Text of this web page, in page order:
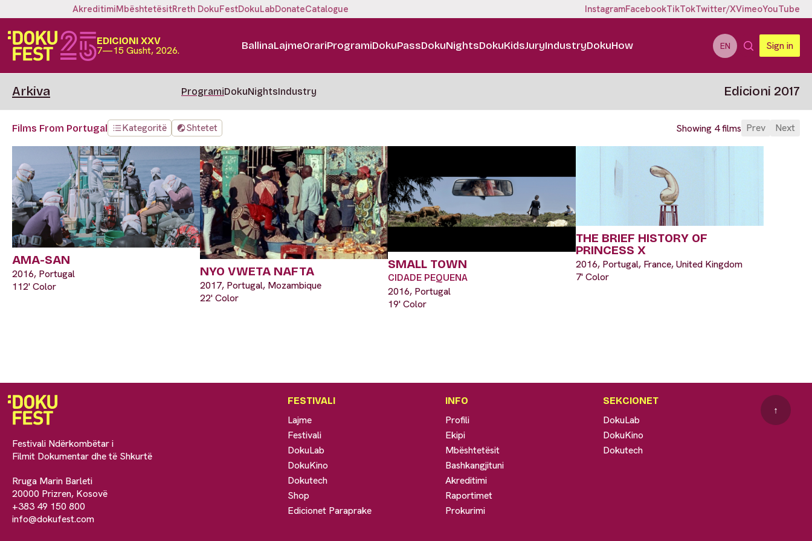
AkreditimiMbështetësitRreth DokuFestDokuLabDonateCatalogue InstagramFacebookTikTokTwitter/XVimeoYouTube
EDICIONI XXV
7—15 Gusht, 2026. BallinaLajmeOrariProgramiDokuPassDokuNightsDokuKidsJuryIndustryDokuHow EN Sign in
Arkiva ProgramiDokuNightsIndustry Edicioni 2017
Films From Portugal Kategoritë Shtetet Showing 4 films Prev Next
AMA-SAN
2016, Portugal
112' Color
NYO VWETA NAFTA
2017, Portugal, Mozambique
22' Color
SMALL TOWN
CIDADE PEQUENA
2016, Portugal
19' Color
THE BRIEF HISTORY OF
PRINCESS X
2016, Portugal, France, United Kingdom
7' Color
Festivali Ndërkombëtar i
Filmit Dokumentar dhe të Shkurtë
Rruga Marin Barleti
20000 Prizren, Kosovë
+383 49 150 800
info@dokufest.com
FESTIVALI
Lajme
Festivali
DokuLab
DokuKino
Dokutech
Shop
Edicionet Paraprake
INFO
Profili
Ekipi
Mbështetësit
Bashkangjituni
Akreditimi
Raportimet
Prokurimi
SEKCIONET
DokuLab
DokuKino
Dokutech
↑